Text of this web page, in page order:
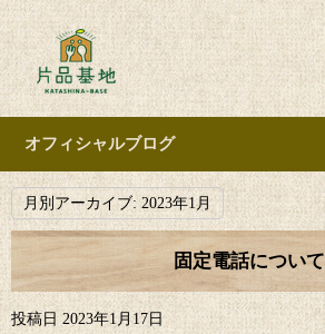
オフィシャルブログ
月別アーカイブ:2023年1月
固定電話について
投稿日 2023年1月17日